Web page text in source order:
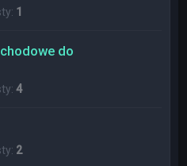
1
do
4
2